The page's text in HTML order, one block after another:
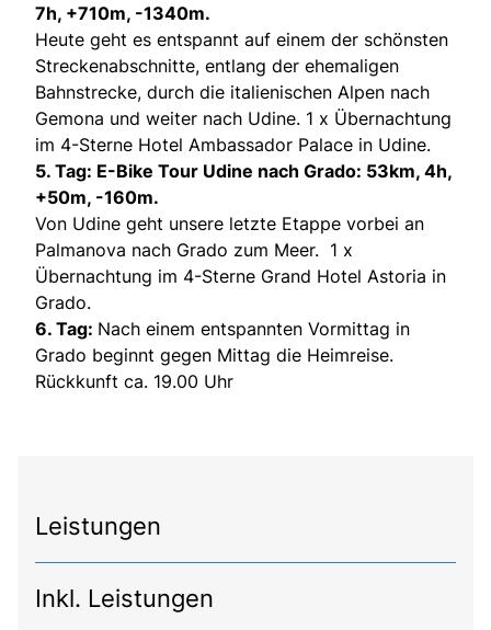
7h, +710m, -1340m.
Heute geht es entspannt auf einem der schönsten
Streckenabschnitte, entlang der ehemaligen
Bahnstrecke, durch die italienischen Alpen nach
Gemona und weiter nach Udine. 1 x Übernachtung
im 4-Sterne Hotel Ambassador Palace in Udine.
5. Tag: E-Bike Tour Udine nach Grado: 53km, 4h,
+50m, -160m.
Von Udine geht unsere letzte Etappe vorbei an
Palmanova nach Grado zum Meer. 1 x
Übernachtung im 4-Sterne Grand Hotel Astoria in
Grado.
6. Tag: Nach einem entspannten Vormittag in
Grado beginnt gegen Mittag die Heimreise.
Rückkunft ca. 19.00 Uhr
Leistungen
Inkl. Leistungen